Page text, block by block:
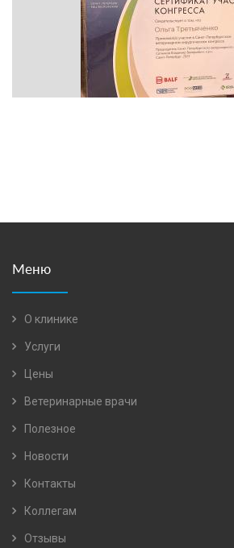
Меню
О клинике
Услуги
Цены
Ветеринарные врачи
Полезное
Новости
Контакты
Коллегам
Отзывы